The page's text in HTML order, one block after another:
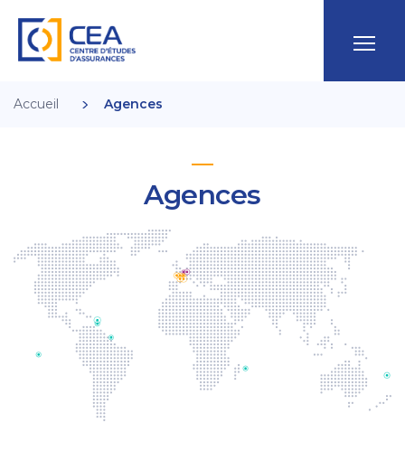
Accueil Agences
Agences